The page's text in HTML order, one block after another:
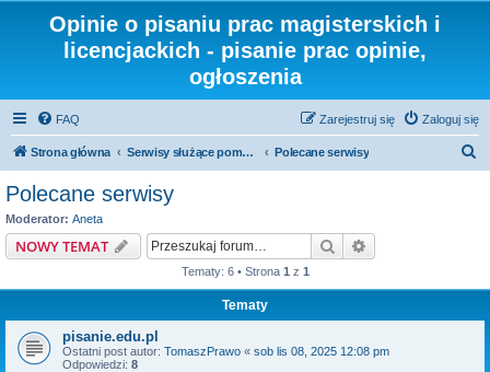
Opinie o pisaniu prac magisterskich i
licencjackich - pisanie prac opinie,
ogłoszenia
FAQ Zaloguj się
Zarejestruj się
Strona główna Serwisy służące pomocą w pisaniu prac Polecane serwisy
Polecane serwisy
Moderator: Aneta
NOWY TEMAT Szukaj
Tematy: 6 • Strona 1 z 1
Tematy
pisanie.edu.pl
Ostatni post autor: TomaszPrawo « sob lis 08, 2025 12:08 pm
Odpowiedzi: 8